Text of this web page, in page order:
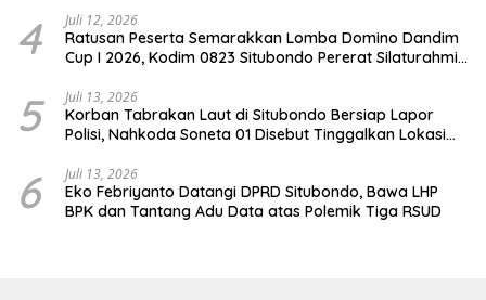
4 Juli 12, 2026
Ratusan Peserta Semarakkan Lomba Domino Dandim
Cup I 2026, Kodim 0823 Situbondo Pererat Silaturahmi
5 Juli 13, 2026
Korban Tabrakan Laut di Situbondo Bersiap Lapor
Polisi, Nahkoda Soneta 01 Disebut Tinggalkan Lokasi
6 Juli 13, 2026
Eko Febriyanto Datangi DPRD Situbondo, Bawa LHP
BPK dan Tantang Adu Data atas Polemik Tiga RSUD